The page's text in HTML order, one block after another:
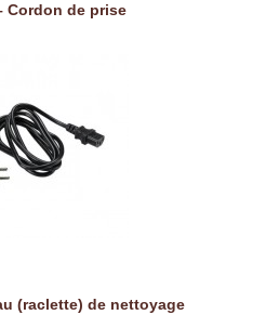
Cordon de prise
(raclette) de nettoyage